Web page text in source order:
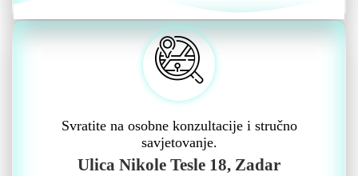
Svratite na osobne konzultacije i stručno
savjetovanje.
Ulica Nikole Tesle 18, Zadar